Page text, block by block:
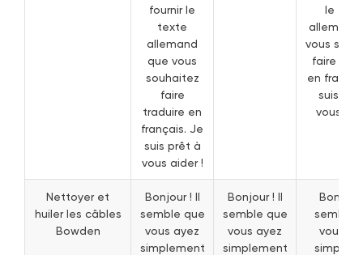
fournir le
texte
allemand
que vous
souhaitez
faire
traduire en
français. Je
suis prêt à
vous aider !
le
allemand
vous
faire
en
suis
vous
Nettoyer et
huiler les câbles
Bowden
Bonjour ! Il
semble que
vous ayez
simplement
Bonjour ! Il
semble que
vous ayez
simplement
Bonjour
semble
vous